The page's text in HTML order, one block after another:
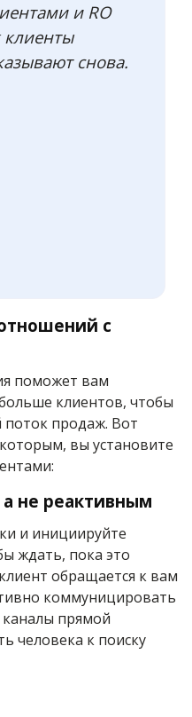
и RO
снова.
с
поможет вам
клиентов, чтобы
продаж. Вот
вы установите
не реактивным
и инициируйте
ждать, пока это
обращается к вам
коммуницировать
каналы прямой
человека к поиску